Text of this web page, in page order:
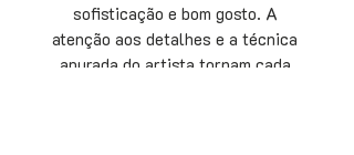
sofisticação e bom gosto. A
atenção aos detalhes e a técnica
apurada do artista tornam cada